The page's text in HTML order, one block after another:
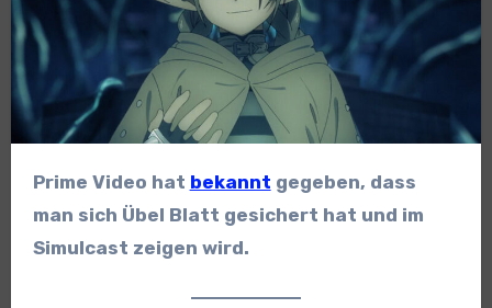
Prime Video hat bekannt gegeben, dass
man sich Übel Blatt gesichert hat und im
Simulcast zeigen wird.